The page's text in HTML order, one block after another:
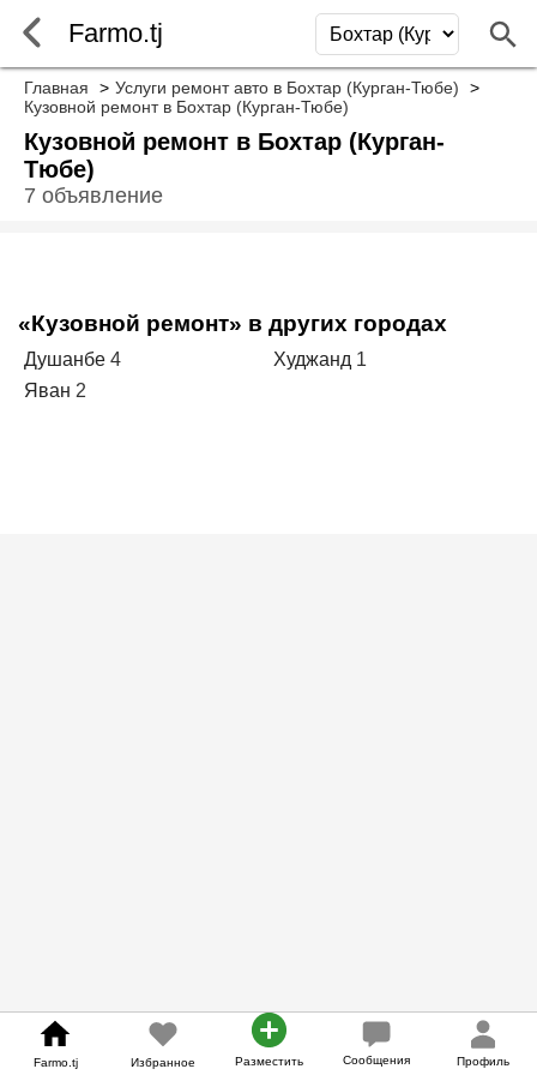
Farmo.tj
Главная
Услуги ремонт авто в Бохтар (Курган-Тюбе)
Кузовной ремонт в Бохтар (Курган-Тюбе)
Кузовной ремонт в Бохтар (Курган-
Тюбе)
7 объявление
«Кузовной ремонт» в других городах
Душанбе 4 Худжанд 1
Яван 2
Farmo.tj Избранное Разместить Сообщения Профиль